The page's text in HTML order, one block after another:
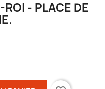
- PLACE DE